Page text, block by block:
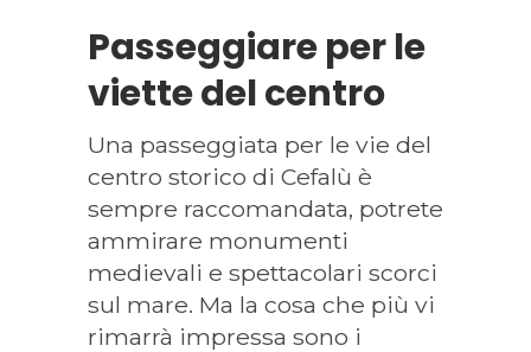
Passeggiare per le
viette del centro
Una passeggiata per le vie del
centro storico di Cefalù è
sempre raccomandata, potrete
ammirare monumenti
medievali e spettacolari scorci
sul mare. Ma la cosa che più vi
rimarrà impressa sono i